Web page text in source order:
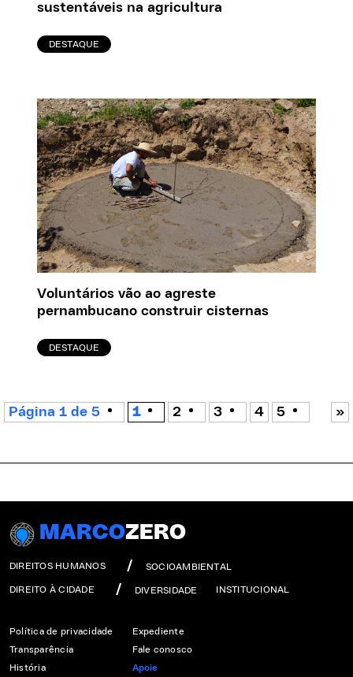
sustentáveis na agricultura
DESTAQUE
Voluntários vão ao agreste
pernambucano construir cisternas
DESTAQUE
Página 1 de 5 1 2 3 4 5 »
MARCOZERO
DIREITOS HUMANOS SOCIOAMBIENTAL
DIREITO À CIDADE DIVERSIDADE INSTITUCIONAL
Política de privacidade
Transparência
História
Expediente
Fale conosco
Apoie